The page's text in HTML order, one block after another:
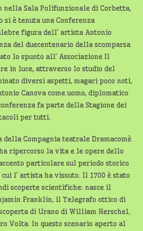
nella Sala Polifunzionale di Corbetta,
si è tenuta una Conferenza
figura dell’ artista Antonio
del duecentenario della scomparsa
lo spunto all’ Associazione Il
in luce, attraverso lo studio del
diversi aspetti, magari poco noti,
Canova come uomo, diplomatico
fa parte della Stagione dei
per tutti.
Compagnia teatrale Dramacomè
ripercorso la vita e le opere dello
particolare sul periodo storico
l’ artista ha vissuto. Il 1700 è stato
scoperte scientifiche: nasce il
Franklin, il Telegrafo ottico di
di Urano di William Herschel,
Volta. In questo scenario aperto al